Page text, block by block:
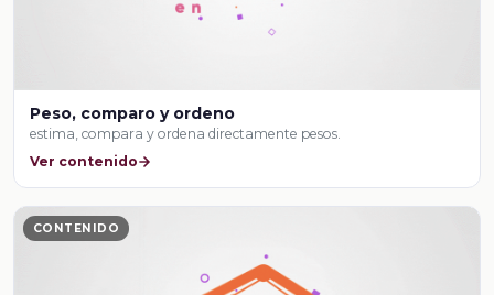
Peso, comparo y ordeno
estima, compara y ordena directamente pesos.
Ver contenido
CONTENIDO